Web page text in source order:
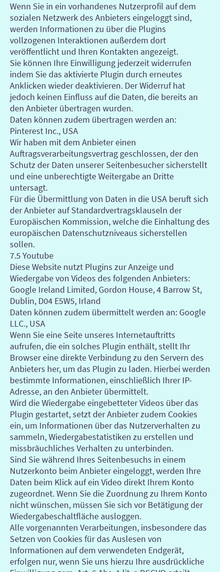
Wenn Sie in ein vorhandenes Nutzerprofil auf dem
sozialen Netzwerk des Anbieters eingeloggt sind,
werden Informationen zu über die Plugins
vollzogenen Interaktionen außerdem dort
veröffentlicht und Ihren Kontakten angezeigt.
Sie können Ihre Einwilligung jederzeit widerrufen
indem Sie das aktivierte Plugin durch erneutes
Anklicken wieder deaktivieren. Der Widerruf hat
jedoch keinen Einfluss auf die Daten, die bereits an
den Anbieter übertragen wurden.
Daten können zudem übertragen werden an:
Pinterest Inc., USA
Wir haben mit dem Anbieter einen
Auftragsverarbeitungsvertrag geschlossen, der den
Schutz der Daten unserer Seitenbesucher sicherstellt
und eine unberechtigte Weitergabe an Dritte
untersagt.
Für die Übermittlung von Daten in die USA beruft sich
der Anbieter auf Standardvertragsklauseln der
Europäischen Kommission, welche die Einhaltung des
europäischen Datenschutzniveaus sicherstellen
sollen.
7.5 Youtube
Diese Website nutzt Plugins zur Anzeige und
Wiedergabe von Videos des folgenden Anbieters:
Google Ireland Limited, Gordon House, 4 Barrow St,
Dublin, D04 E5W5, Irland
Daten können zudem übermittelt werden an: Google
LLC., USA
Wenn Sie eine Seite unseres Internetauftritts
aufrufen, die ein solches Plugin enthält, stellt Ihr
Browser eine direkte Verbindung zu den Servern des
Anbieters her, um das Plugin zu laden. Hierbei werden
bestimmte Informationen, einschließlich Ihrer IP-
Adresse, an den Anbieter übermittelt.
Wird die Wiedergabe eingebetteter Videos über das
Plugin gestartet, setzt der Anbieter zudem Cookies
ein, um Informationen über das Nutzerverhalten zu
sammeln, Wiedergabestatistiken zu erstellen und
missbräuchliches Verhalten zu unterbinden.
Sind Sie während Ihres Seitenbesuchs in einem
Nutzerkonto beim Anbieter eingeloggt, werden Ihre
Daten beim Klick auf ein Video direkt Ihrem Konto
zugeordnet. Wenn Sie die Zuordnung zu Ihrem Konto
nicht wünschen, müssen Sie sich vor Betätigung der
Wiedergabeschaltfläche ausloggen.
Alle vorgenannten Verarbeitungen, insbesondere das
Setzen von Cookies für das Auslesen von
Informationen auf dem verwendeten Endgerät,
erfolgen nur, wenn Sie uns hierzu Ihre ausdrückliche